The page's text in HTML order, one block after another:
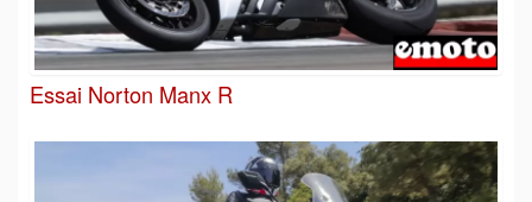
Essai Norton Manx R